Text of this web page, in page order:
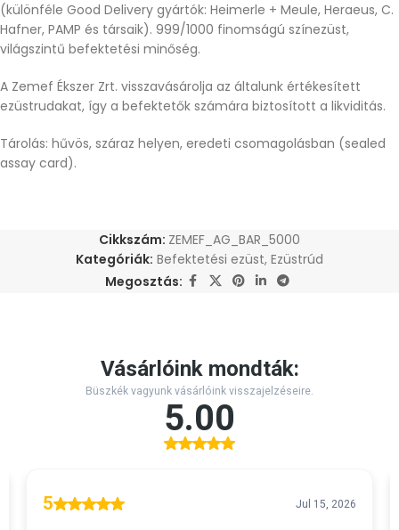
(különféle Good Delivery gyártók: Heimerle + Meule, Heraeus, C.
Hafner, PAMP és társaik). 999/1000 finomságú színezüst,
világszintű befektetési minőség.
A Zemef Ékszer Zrt. visszavásárolja az általunk értékesített
ezüstrudakat, így a befektetők számára biztosított a likviditás.
Tárolás: hűvös, száraz helyen, eredeti csomagolásban (sealed
assay card).
Cikkszám: ZEMEF_AG_BAR_5000
Kategóriák: Befektetési ezüst, Ezüstrúd
Megosztás: